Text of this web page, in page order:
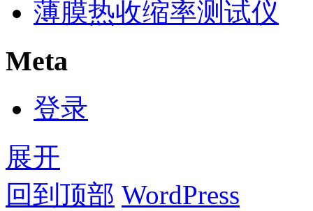
薄膜热收缩率测试仪
Meta
登录
展开
回到顶部 WordPress